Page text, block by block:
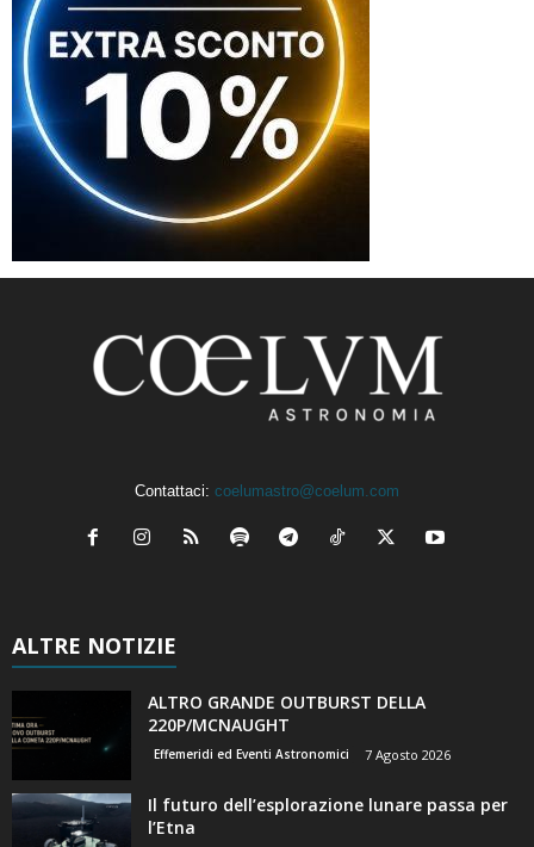
Contattaci: coelumastro@coelum.com
ALTRE NOTIZIE
ALTRO GRANDE OUTBURST DELLA
220P/MCNAUGHT
Effemeridi ed Eventi Astronomici 7 Agosto 2026
Il futuro dell’esplorazione lunare passa per
l’Etna